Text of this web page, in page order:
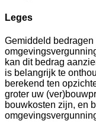
Leges
Gemiddeld
kan dit bedrag
is belangrijk te
berekend ten
groter uw
bouwkosten zijn, en